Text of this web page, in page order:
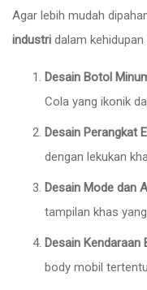
Agar lebih mudah
industri dalam
Desain Botol
Cola yang ikonik
Desain Perangkat
dengan lekukan
Desain Mode dan
tampilan khas
Desain Kendaraan
body mobil